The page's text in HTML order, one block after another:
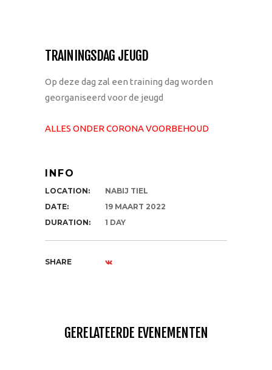
TRAININGSDAG JEUGD
Op deze dag zal een training dag worden
georganiseerd voor de jeugd
ALLES ONDER CORONA VOORBEHOUD
INFO
LOCATION:
NABIJ TIEL
DATE:
19 MAART 2022
DURATION:
1 DAY
SHARE
GERELATEERDE EVENEMENTEN